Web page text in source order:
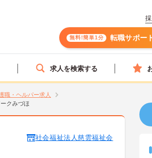
無料!簡単1分 転職サポー
求人を検索する
職・ヘルパー求人
クみづほ
社会福祉法人慈雲福祉会